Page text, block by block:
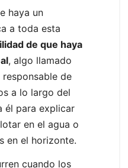
haya un
a toda esta
de que haya
, algo llamado
responsable de
a lo largo del
él para explicar
en el agua o
en el horizonte.
cuando los